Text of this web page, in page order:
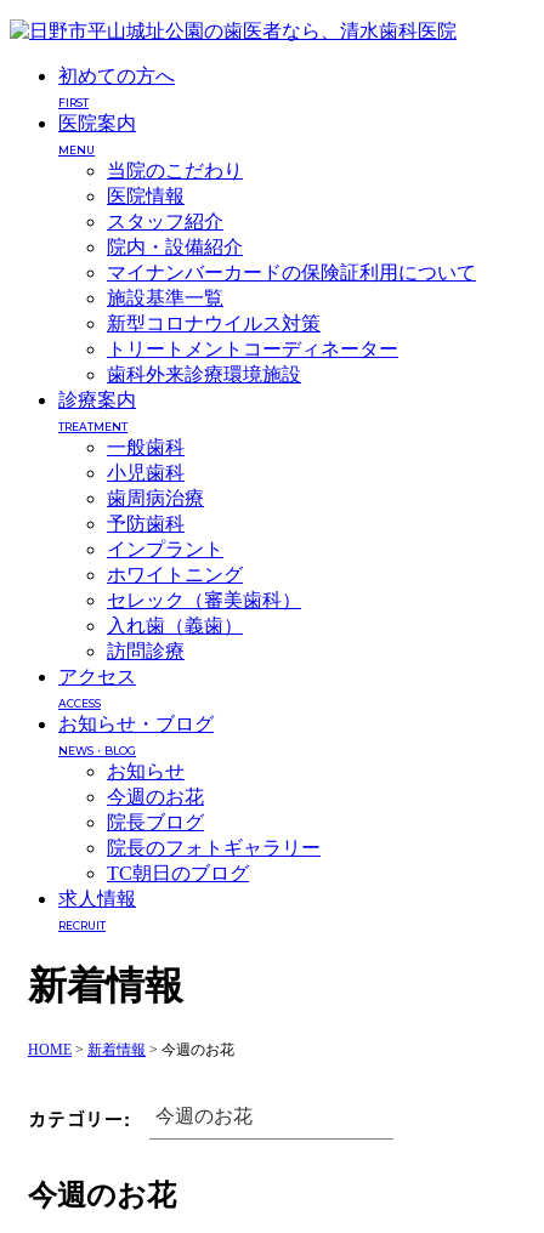
初めての方へ
FIRST
医院案内
MENU
当院のこだわり
医院情報
スタッフ紹介
院内・設備紹介
マイナンバーカードの保険証利用について
施設基準一覧
新型コロナウイルス対策
トリートメントコーディネーター
歯科外来診療環境施設
診療案内
TREATMENT
一般歯科
小児歯科
歯周病治療
予防歯科
インプラント
ホワイトニング
セレック（審美歯科）
入れ歯（義歯）
訪問診療
アクセス
ACCESS
お知らせ・ブログ
NEWS・BLOG
お知らせ
今週のお花
院長ブログ
院長のフォトギャラリー
TC朝日のブログ
求人情報
RECRUIT
新着情報
HOME > 新着情報 > 今週のお花
カテゴリー:
今週のお花